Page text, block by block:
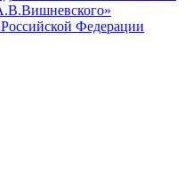
Федерации